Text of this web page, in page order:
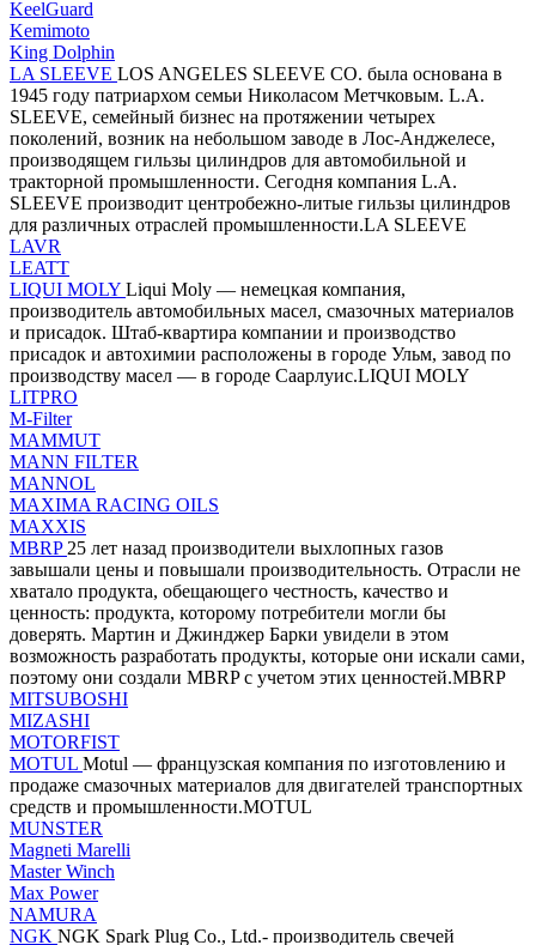
KeelGuard
Kemimoto
King Dolphin
LA SLEEVE LOS ANGELES SLEEVE CO. была основана в
1945 году патриархом семьи Николасом Метчковым. L.A.
SLEEVE, семейный бизнес на протяжении четырех
поколений, возник на небольшом заводе в Лос-Анджелесе,
производящем гильзы цилиндров для автомобильной и
тракторной промышленности. Сегодня компания L.A.
SLEEVE производит центробежно-литые гильзы цилиндров
для различных отраслей промышленности.LA SLEEVE
LAVR
LEATT
LIQUI MOLY Liqui Moly — немецкая компания,
производитель автомобильных масел, смазочных материалов
и присадок. Штаб-квартира компании и производство
присадок и автохимии расположены в городе Ульм, завод по
производству масел — в городе Саарлуис.LIQUI MOLY
LITPRO
M-Filter
MAMMUT
MANN FILTER
MANNOL
MAXIMA RACING OILS
MAXXIS
MBRP 25 лет назад производители выхлопных газов
завышали цены и повышали производительность. Отрасли не
хватало продукта, обещающего честность, качество и
ценность: продукта, которому потребители могли бы
доверять. Мартин и Джинджер Барки увидели в этом
возможность разработать продукты, которые они искали сами,
поэтому они создали MBRP с учетом этих ценностей.MBRP
MITSUBOSHI
MIZASHI
MOTORFIST
MOTUL Motul — французская компания по изготовлению и
продаже смазочных материалов для двигателей транспортных
средств и промышленности.MOTUL
MUNSTER
Magneti Marelli
Master Winch
Max Power
NAMURA
NGK NGK Spark Plug Co., Ltd.- производитель свечей